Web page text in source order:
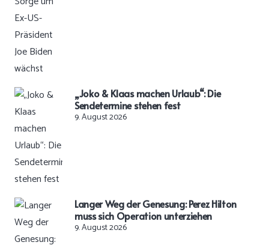
„Joko & Klaas machen Urlaub“: Die
Sendetermine stehen fest
9. August 2026
Langer Weg der Genesung: Perez Hilton
muss sich Operation unterziehen
9. August 2026